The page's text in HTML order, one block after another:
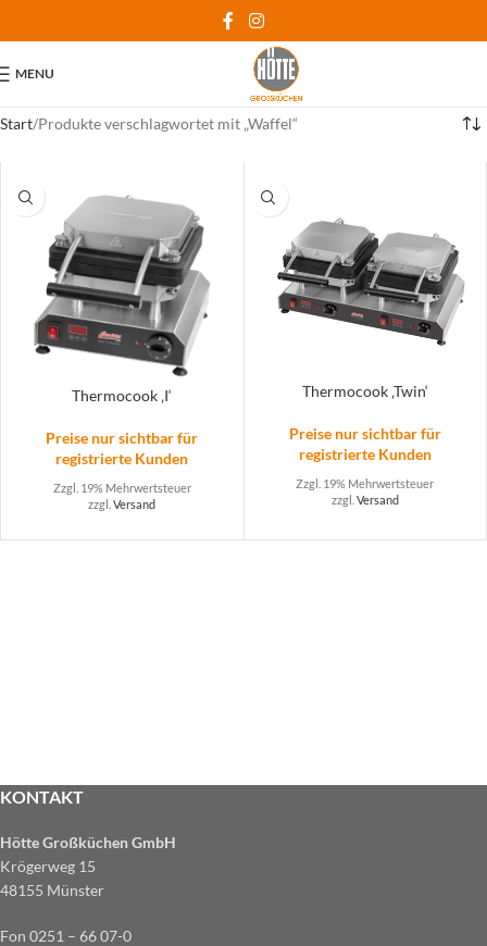
MENU
Start Produkte verschlagwortet mit „Waffel“
Thermocook ‚I‘
Preise nur sichtbar für
registrierte Kunden
Zzgl. 19% Mehrwertsteuer
zzgl.Versand
Thermocook ‚Twin‘
Preise nur sichtbar für
registrierte Kunden
Zzgl. 19% Mehrwertsteuer
zzgl. Versand
KONTAKT
Hötte Großküchen GmbH
Krögerweg 15
48155 Münster
Fon 0251 – 66 07-0